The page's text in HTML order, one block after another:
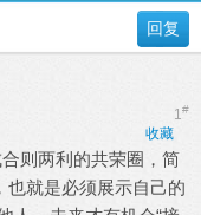
回复
1#
收藏
则两利的共荣圈，简
也就是必须展示自己的